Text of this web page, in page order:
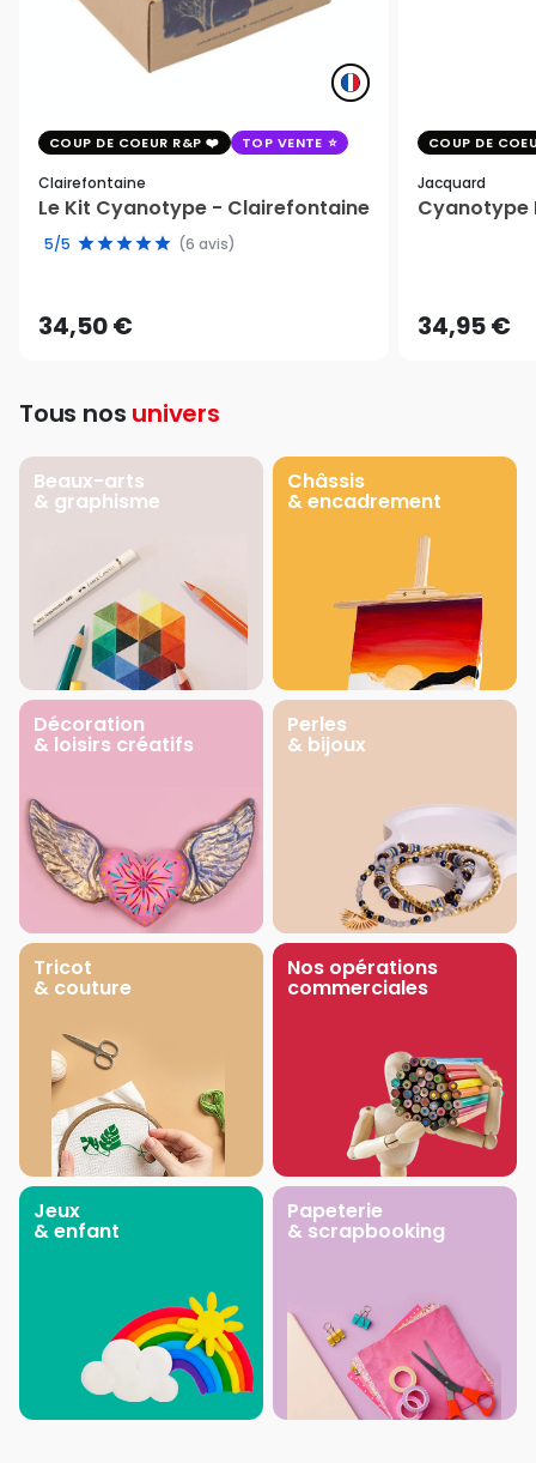
COUP DE COEUR R&P TOP VENTE
Clairefontaine
Le Kit Cyanotype - Clairefontaine
5/5 (6 avis)
34,50 €
COUP DE
Jacquard
Cyanotype
34,95 €
Tous nos univers
Beaux-arts
& graphisme
Châssis
& encadrement
Décoration
& loisirs créatifs
Perles
& bijoux
Tricot
& couture
Nos opérations
commerciales
Jeux
& enfant
Papeterie
& scrapbooking